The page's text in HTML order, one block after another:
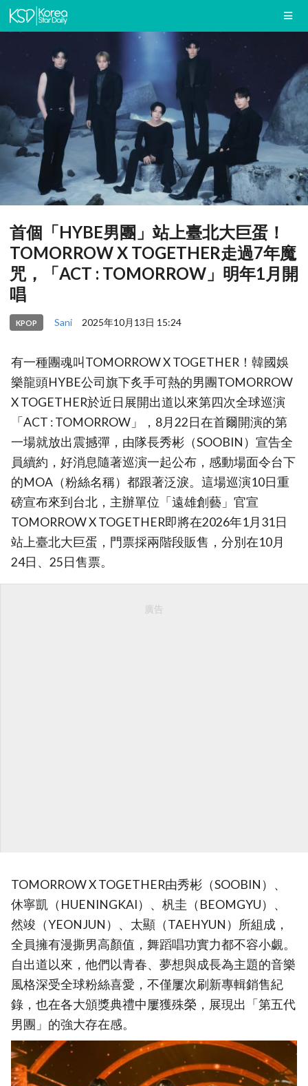
首個「HYBE男團」站上臺北大巨蛋！
TOMORROW X TOGETHER走過7年魔
咒，「ACT : TOMORROW」明年1月開
唱
KPOP Sani 2025年10月13日 15:24
有一種團魂叫TOMORROW X TOGETHER！韓國娛
樂龍頭HYBE公司旗下炙手可熱的男團TOMORROW
X TOGETHER於近日展開出道以來第四次全球巡演
「ACT : TOMORROW」，8月22日在首爾開演的第
一場就放出震撼彈，由隊長秀彬（SOOBIN）宣告全
員續約，好消息隨著巡演一起公布，感動場面令台下
的MOA（粉絲名稱）都跟著泛淚。這場巡演10日重
磅宣布來到台北，主辦單位「遠雄創藝」官宣
TOMORROW X TOGETHER即將在2026年1月31日
站上臺北大巨蛋，門票採兩階段販售，分別在10月
24日、25日售票。
廣告
TOMORROW X TOGETHER由秀彬（SOOBIN）、
休寧凱（HUENINGKAI）、杋圭（BEOMGYU）、
然竣（YEONJUN）、太顯（TAEHYUN）所組成，
全員擁有漫撕男高顏值，舞蹈唱功實力都不容小覷。
自出道以來，他們以青春、夢想與成長為主題的音樂
風格深受全球粉絲喜愛，不僅屢次刷新專輯銷售紀
錄，也在各大頒獎典禮中屢獲殊榮，展現出「第五代
男團」的強大存在感。